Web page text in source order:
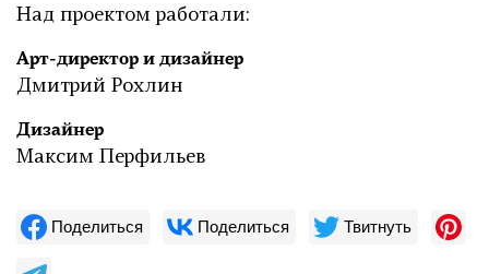
Над проектом работали:
Арт-директор и дизайнер
Дмитрий Рохлин
Дизайнер
Максим Перфильев
Поделиться Поделиться Твитнуть